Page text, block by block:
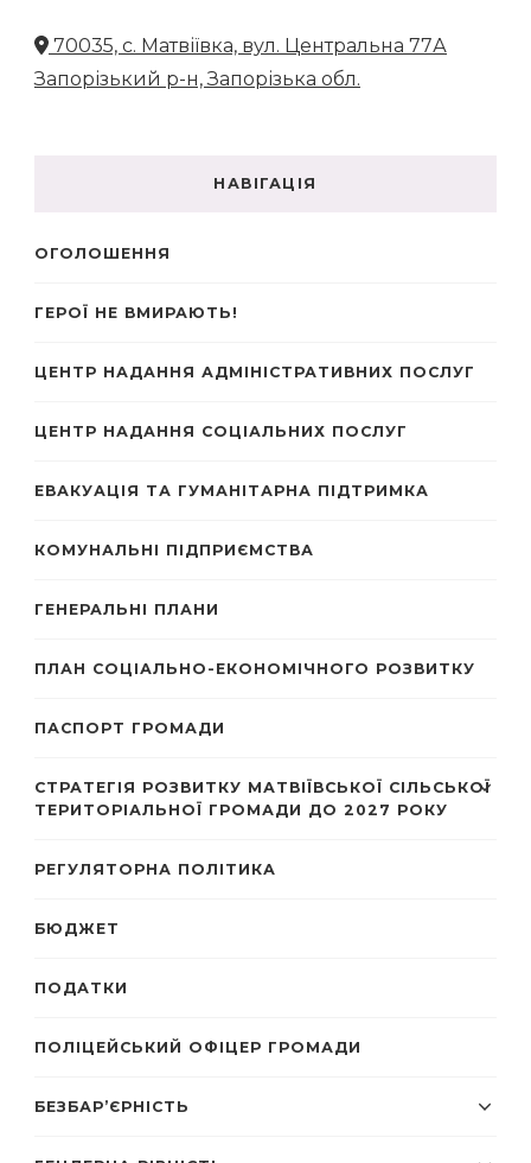
70035, с. Матвіївка, вул. Центральна 77А
Запорізький р-н, Запорізька обл.
НАВІГАЦІЯ
ОГОЛОШЕННЯ
ГЕРОЇ НЕ ВМИРАЮТЬ!
ЦЕНТР НАДАННЯ АДМІНІСТРАТИВНИХ ПОСЛУГ
ЦЕНТР НАДАННЯ СОЦІАЛЬНИХ ПОСЛУГ
ЕВАКУАЦІЯ ТА ГУМАНІТАРНА ПІДТРИМКА
КОМУНАЛЬНІ ПІДПРИЄМСТВА
ГЕНЕРАЛЬНІ ПЛАНИ
ПЛАН СОЦІАЛЬНО-ЕКОНОМІЧНОГО РОЗВИТКУ
ПАСПОРТ ГРОМАДИ
СТРАТЕГІЯ РОЗВИТКУ МАТВІЇВСЬКОЇ СІЛЬСЬКОЇ
ТЕРИТОРІАЛЬНОЇ ГРОМАДИ ДО 2027 РОКУ
РЕГУЛЯТОРНА ПОЛІТИКА
БЮДЖЕТ
ПОДАТКИ
ПОЛІЦЕЙСЬКИЙ ОФІЦЕР ГРОМАДИ
БЕЗБАР’ЄРНІСТЬ